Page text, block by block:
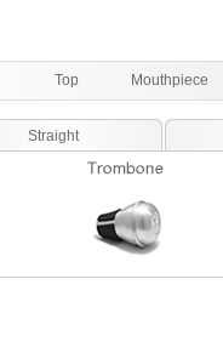
Top Mouthpiece
Straight